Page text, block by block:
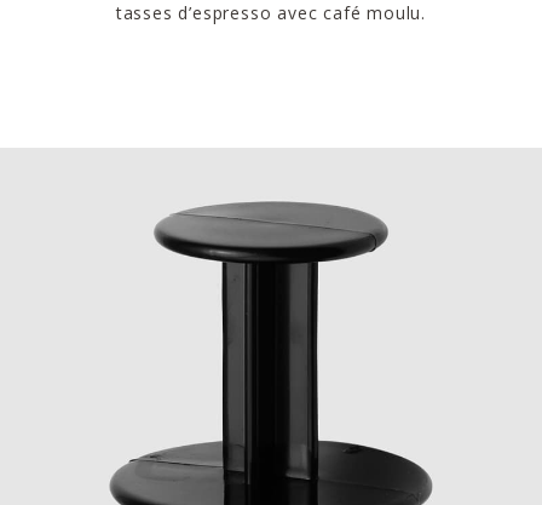
tasses d’espresso avec café moulu.